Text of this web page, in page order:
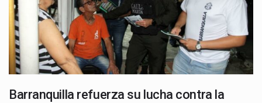
Barranquilla refuerza su lucha contra la